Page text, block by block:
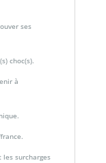
ses
choc(s).
à
surcharges